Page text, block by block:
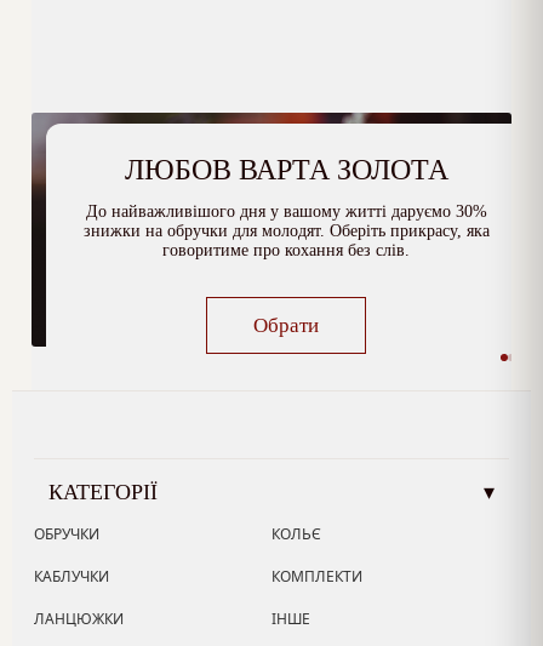
ЛЮБОВ ВАРТА ЗОЛОТА
До найважливішого дня у вашому житті даруємо 30%
знижки на обручки для молодят. Оберіть прикрасу, яка
говоритиме про кохання без слів.
Обрати
КАТЕГОРІЇ ▾
ОБРУЧКИ
КАБЛУЧКИ
ЛАНЦЮЖКИ
КОЛЬЄ
КОМПЛЕКТИ
ІНШЕ